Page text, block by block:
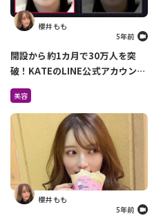
櫻井 もも
5年前
開設から約1カ月で30万人を突
破！KATEのLINE公式アカウント
でできるメイク診断がすごすぎ
る！
美容
櫻井 もも
5年前